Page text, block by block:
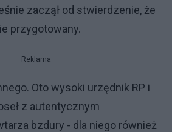
zaczął od stwierdzenie, że
przygotowany.
Reklama
Oto wysoki urzędnik RP i
z autentycznym
bzdury - dla niego również